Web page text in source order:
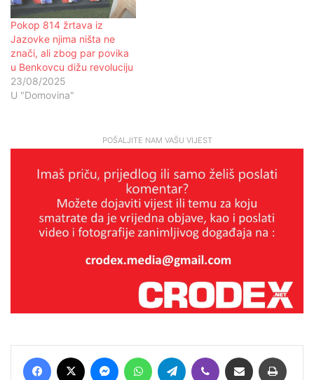
Pokop 814 žrtava iz
Jazovke njima ništa ne
znači, ali zbog par povika
u Benkovcu dižu revoluciju
23/08/2025
U "Domovina"
POŠALJITE NAM VAŠU VIJEST
Facebook MessengerWhatsAppTelegram Viber Podijeli putem E-maila